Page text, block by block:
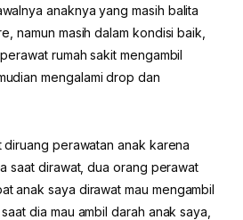
anaknya yang masih balita
namun masih dalam kondisi baik,
rumah sakit mengambil
mengalami drop dan
diruang perawatan anak karena
saat dirawat, dua orang perawat
anak saya dirawat mau mengambil
dia mau ambil darah anak saya,